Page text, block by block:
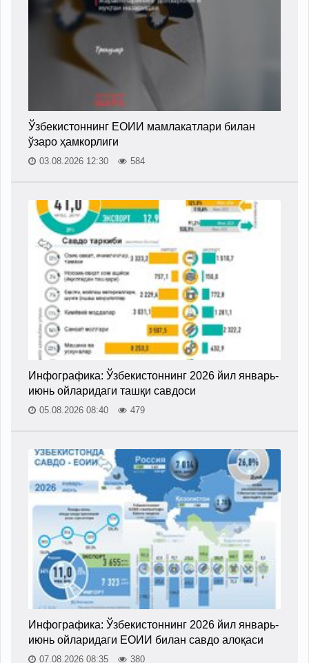
Ўзбекистоннинг ЕОИИ мамлакатлари билан
ўзаро ҳамкорлиги
03.08.2026 12:30 584
Инфографика: Ўзбекистоннинг 2026 йил январь-
июнь ойларидаги ташқи савдоси
05.08.2026 08:40 479
Инфографика: Ўзбекистоннинг 2026 йил январь-
июнь ойларидаги ЕОИИ билан савдо алоқаси
07.08.2026 08:35 380